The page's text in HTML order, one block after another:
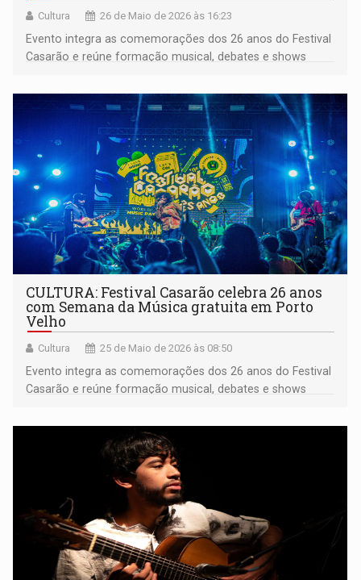
Cultura 26 de Maio de 2026 às 16:23
Evento integra as comemorações dos 26 anos do Festival
Casarão e reúne formação musical, debates e shows
CULTURA: Festival Casarão celebra 26 anos
com Semana da Música gratuita em Porto
Velho
Cultura 25 de Maio de 2026 às 08:50
Evento integra as comemorações dos 26 anos do Festival
Casarão e reúne formação musical, debates e shows